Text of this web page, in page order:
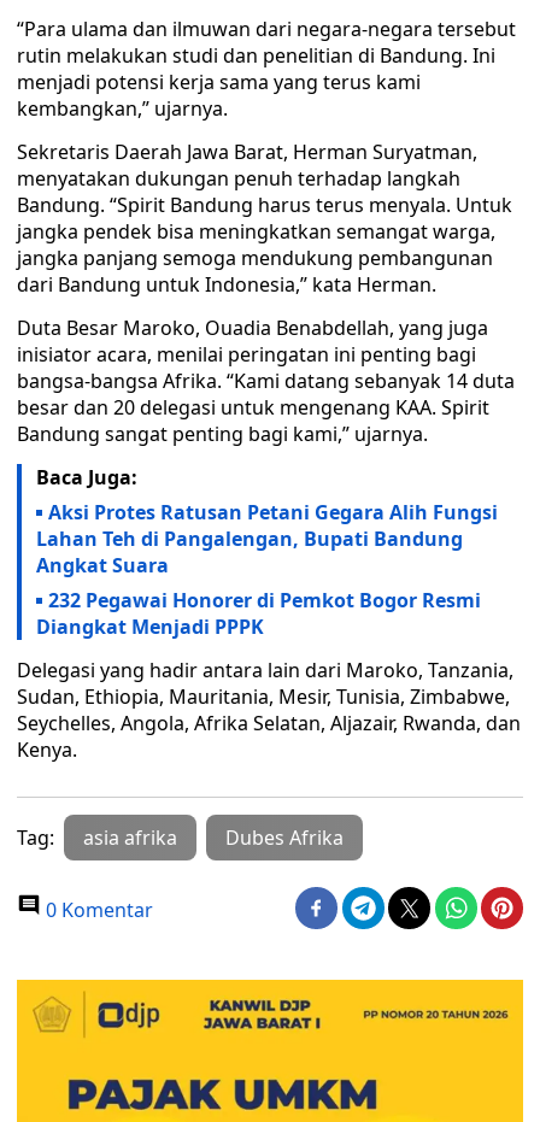
“Para ulama dan ilmuwan dari negara-negara tersebut
rutin melakukan studi dan penelitian di Bandung. Ini
menjadi potensi kerja sama yang terus kami
kembangkan,” ujarnya.
Sekretaris Daerah Jawa Barat, Herman Suryatman,
menyatakan dukungan penuh terhadap langkah
Bandung. “Spirit Bandung harus terus menyala. Untuk
jangka pendek bisa meningkatkan semangat warga,
jangka panjang semoga mendukung pembangunan
dari Bandung untuk Indonesia,” kata Herman.
Duta Besar Maroko, Ouadia Benabdellah, yang juga
inisiator acara, menilai peringatan ini penting bagi
bangsa-bangsa Afrika. “Kami datang sebanyak 14 duta
besar dan 20 delegasi untuk mengenang KAA. Spirit
Bandung sangat penting bagi kami,” ujarnya.
Baca Juga:
Aksi Protes Ratusan Petani Gegara Alih Fungsi
Lahan Teh di Pangalengan, Bupati Bandung
Angkat Suara
232 Pegawai Honorer di Pemkot Bogor Resmi
Diangkat Menjadi PPPK
Delegasi yang hadir antara lain dari Maroko, Tanzania,
Sudan, Ethiopia, Mauritania, Mesir, Tunisia, Zimbabwe,
Seychelles, Angola, Afrika Selatan, Aljazair, Rwanda, dan
Kenya.
Tag: asia afrika Dubes Afrika
0 Komentar